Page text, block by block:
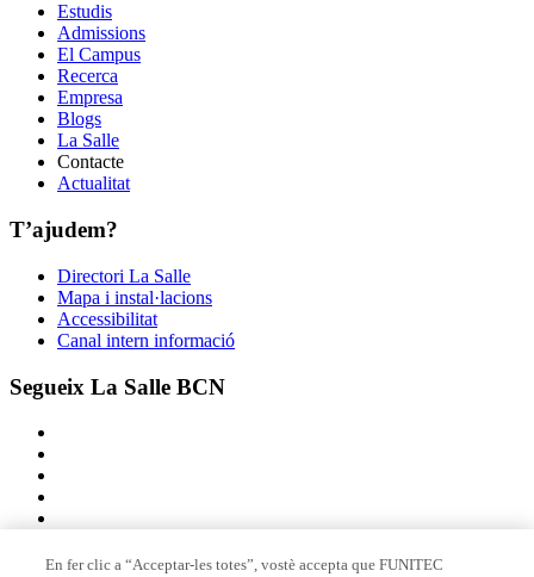
Estudis
Admissions
El Campus
Recerca
Empresa
Blogs
La Salle
Contacte
Actualitat
T’ajudem?
Directori La Salle
Mapa i instal·lacions
Accessibilitat
Canal intern informació
Segueix La Salle BCN
En fer clic a “Acceptar-les totes”, vostè accepta que FUNITEC